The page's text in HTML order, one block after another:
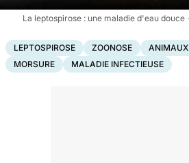
La leptospirose : une maladie d'eau douce
LEPTOSPIROSE
ZOONOSE ANIMAUX
MORSURE
MALADIE INFECTIEUSE